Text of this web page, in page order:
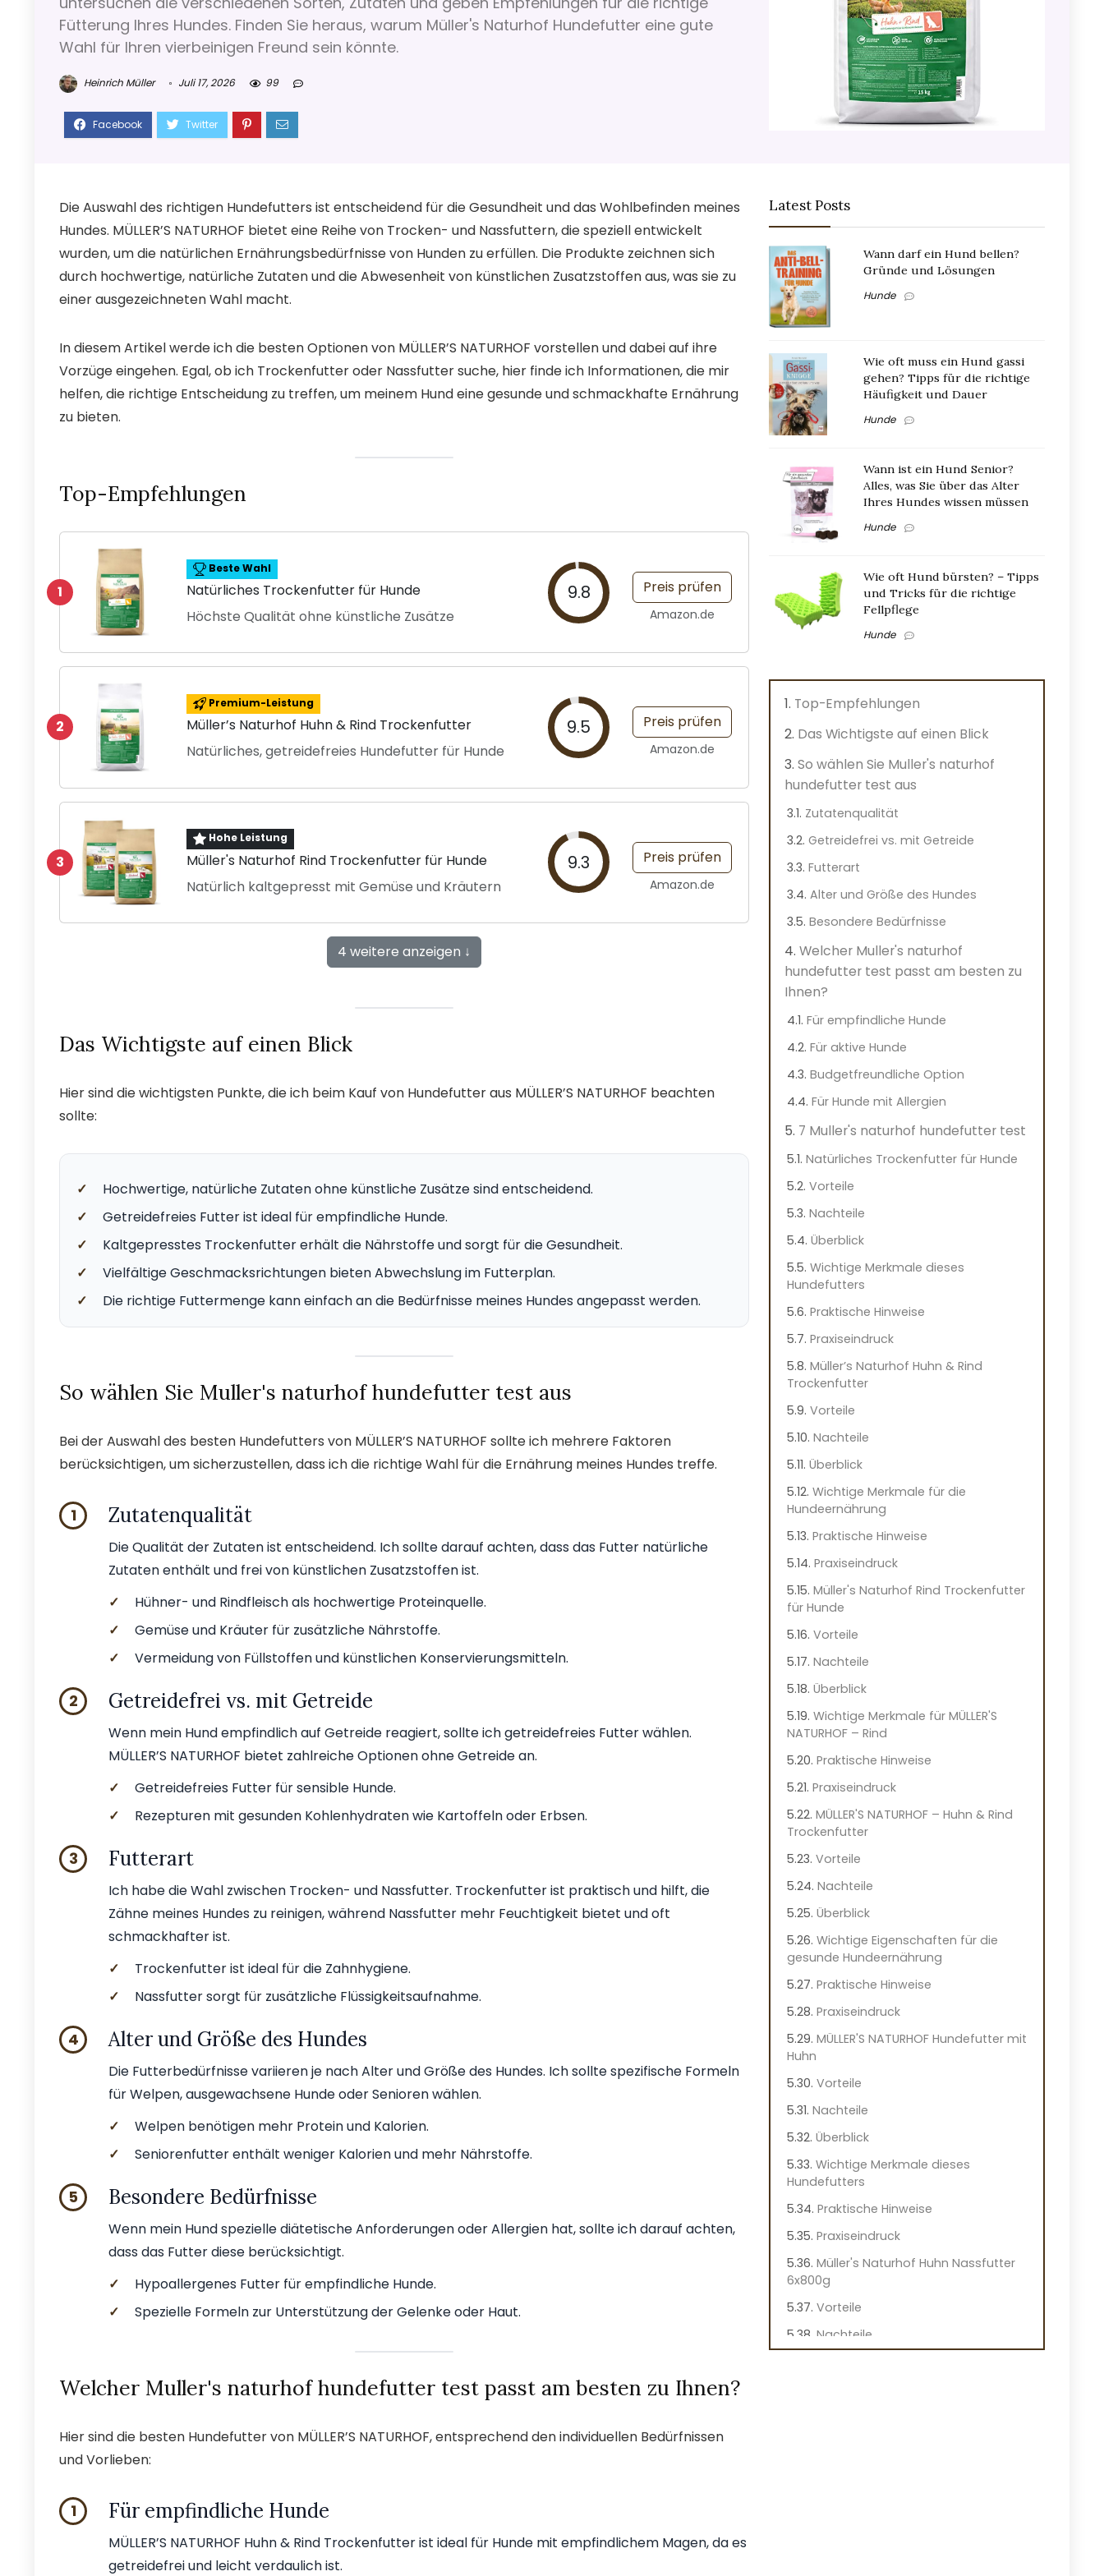
Fütterung Ihres Hundes. Finden Sie heraus, warum Müller's Naturhof Hundefutter eine gute
Wahl für Ihren vierbeinigen Freund sein könnte.
Heinrich Müller Juli 17, 2026 99
Die Auswahl des richtigen Hundefutters ist entscheidend für die Gesundheit und das Wohlbefinden meines
Hundes. MÜLLER’S NATURHOF bietet eine Reihe von Trocken- und Nassfuttern, die speziell entwickelt
wurden, um die natürlichen Ernährungsbedürfnisse von Hunden zu erfüllen. Die Produkte zeichnen sich
durch hochwertige, natürliche Zutaten und die Abwesenheit von künstlichen Zusatzstoffen aus, was sie zu
einer ausgezeichneten Wahl macht.
In diesem Artikel werde ich die besten Optionen von MÜLLER’S NATURHOF vorstellen und dabei auf ihre
Vorzüge eingehen. Egal, ob ich Trockenfutter oder Nassfutter suche, hier finde ich Informationen, die mir
helfen, die richtige Entscheidung zu treffen, um meinem Hund eine gesunde und schmackhafte Ernährung
zu bieten.
Top-Empfehlungen
1
Beste Wahl
Natürliches Trockenfutter für Hunde
Höchste Qualität ohne künstliche Zusätze
9.8 Preis prüfen
Amazon.de
2
Premium-Leistung
Müller’s Naturhof Huhn & Rind Trockenfutter
Natürliches, getreidefreies Hundefutter für Hunde
9.5 Preis prüfen
Amazon.de
3
Hohe Leistung
Müller's Naturhof Rind Trockenfutter für Hunde
Natürlich kaltgepresst mit Gemüse und Kräutern
9.3 Preis prüfen
Amazon.de
4 weitere anzeigen ↓
Das Wichtigste auf einen Blick
Hier sind die wichtigsten Punkte, die ich beim Kauf von Hundefutter aus MÜLLER’S NATURHOF beachten
sollte:
✓
Hochwertige, natürliche Zutaten ohne künstliche Zusätze sind entscheidend.
✓
Getreidefreies Futter ist ideal für empfindliche Hunde.
✓
Kaltgepresstes Trockenfutter erhält die Nährstoffe und sorgt für die Gesundheit.
✓
Vielfältige Geschmacksrichtungen bieten Abwechslung im Futterplan.
✓
Die richtige Futtermenge kann einfach an die Bedürfnisse meines Hundes angepasst werden.
So wählen Sie Muller's naturhof hundefutter test aus
Bei der Auswahl des besten Hundefutters von MÜLLER’S NATURHOF sollte ich mehrere Faktoren
berücksichtigen, um sicherzustellen, dass ich die richtige Wahl für die Ernährung meines Hundes treffe.
1 Zutatenqualität
Die Qualität der Zutaten ist entscheidend. Ich sollte darauf achten, dass das Futter natürliche
Zutaten enthält und frei von künstlichen Zusatzstoffen ist.
✓
Hühner- und Rindfleisch als hochwertige Proteinquelle.
✓
Gemüse und Kräuter für zusätzliche Nährstoffe.
✓
Vermeidung von Füllstoffen und künstlichen Konservierungsmitteln.
2 Getreidefrei vs. mit Getreide
Wenn mein Hund empfindlich auf Getreide reagiert, sollte ich getreidefreies Futter wählen.
MÜLLER’S NATURHOF bietet zahlreiche Optionen ohne Getreide an.
✓
Getreidefreies Futter für sensible Hunde.
✓
Rezepturen mit gesunden Kohlenhydraten wie Kartoffeln oder Erbsen.
3 Futterart
Ich habe die Wahl zwischen Trocken- und Nassfutter. Trockenfutter ist praktisch und hilft, die
Zähne meines Hundes zu reinigen, während Nassfutter mehr Feuchtigkeit bietet und oft
schmackhafter ist.
✓
Trockenfutter ist ideal für die Zahnhygiene.
✓
Nassfutter sorgt für zusätzliche Flüssigkeitsaufnahme.
4 Alter und Größe des Hundes
Die Futterbedürfnisse variieren je nach Alter und Größe des Hundes. Ich sollte spezifische Formeln
für Welpen, ausgewachsene Hunde oder Senioren wählen.
✓
Welpen benötigen mehr Protein und Kalorien.
✓
Seniorenfutter enthält weniger Kalorien und mehr Nährstoffe.
5 Besondere Bedürfnisse
Wenn mein Hund spezielle diätetische Anforderungen oder Allergien hat, sollte ich darauf achten,
dass das Futter diese berücksichtigt.
✓
Hypoallergenes Futter für empfindliche Hunde.
✓
Spezielle Formeln zur Unterstützung der Gelenke oder Haut.
Welcher Muller's naturhof hundefutter test passt am besten zu Ihnen?
Hier sind die besten Hundefutter von MÜLLER’S NATURHOF, entsprechend den individuellen Bedürfnissen
und Vorlieben:
1 Für empfindliche Hunde
MÜLLER’S NATURHOF Huhn & Rind Trockenfutter ist ideal für Hunde mit empfindlichem Magen, da es
getreidefrei und leicht verdaulich ist.
Latest Posts
Wann darf ein Hund bellen?
Gründe und Lösungen
Hunde
Wie oft muss ein Hund gassi
gehen? Tipps für die richtige
Häufigkeit und Dauer
Hunde
Wann ist ein Hund Senior?
Alles, was Sie über das Alter
Ihres Hundes wissen müssen
Hunde
Wie oft Hund bürsten? – Tipps
und Tricks für die richtige
Fellpflege
Hunde
Top-Empfehlungen
Das Wichtigste auf einen Blick
So wählen Sie Muller's naturhof
hundefutter test aus
Zutatenqualität
Getreidefrei vs. mit Getreide
Futterart
Alter und Größe des Hundes
Besondere Bedürfnisse
Welcher Muller's naturhof
hundefutter test passt am besten zu
Ihnen?
Für empfindliche Hunde
Für aktive Hunde
Budgetfreundliche Option
Für Hunde mit Allergien
7 Muller's naturhof hundefutter test
Natürliches Trockenfutter für Hunde
Vorteile
Nachteile
Überblick
Wichtige Merkmale dieses
Hundefutters
Praktische Hinweise
Praxiseindruck
Müller’s Naturhof Huhn & Rind
Trockenfutter
Vorteile
Nachteile
Überblick
Wichtige Merkmale für die
Hundeernährung
Praktische Hinweise
Praxiseindruck
Müller's Naturhof Rind Trockenfutter
für Hunde
Vorteile
Nachteile
Überblick
Wichtige Merkmale für MÜLLER'S
NATURHOF – Rind
Praktische Hinweise
Praxiseindruck
MÜLLER'S NATURHOF – Huhn & Rind
Trockenfutter
Vorteile
Nachteile
Überblick
Wichtige Eigenschaften für die
gesunde Hundeernährung
Praktische Hinweise
Praxiseindruck
MÜLLER'S NATURHOF Hundefutter mit
Huhn
Vorteile
Nachteile
Überblick
Wichtige Merkmale dieses
Hundefutters
Praktische Hinweise
Praxiseindruck
Müller's Naturhof Huhn Nassfutter
6x800g
Vorteile
Nachteile